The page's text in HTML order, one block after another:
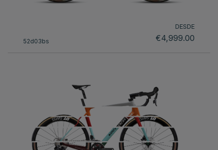
52d03bs
DESDE
€4,999.00